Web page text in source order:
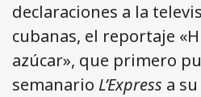
declaraciones a la
cubanas, el reportaje
azúcar», que primero
semanario L’Express a